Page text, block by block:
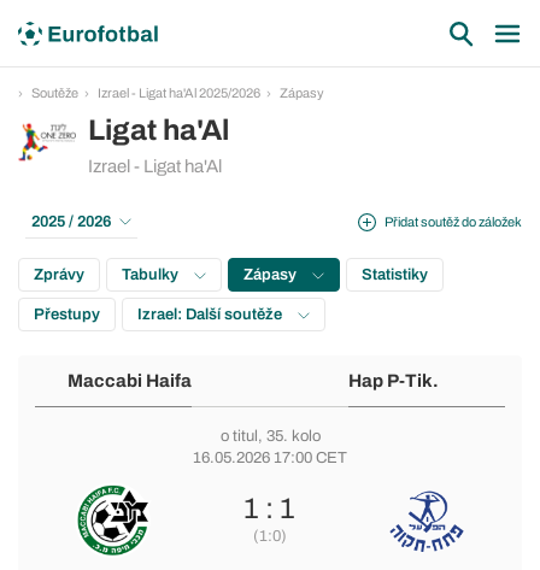
Soutěže Izrael - Ligat ha'Al 2025/2026 Zápasy
Ligat ha'Al
Izrael - Ligat ha'Al
Přidat soutěž do záložek
2025 / 2026
Zprávy Tabulky Zápasy Statistiky
Přestupy Izrael: Další soutěže
Maccabi Haifa Hap P-Tik.
o titul , 35. kolo
16.05.2026 17:00 CET
1 : 1
(1:0)